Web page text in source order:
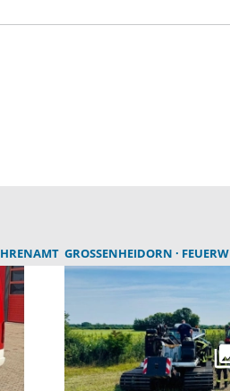
GROSSENHEIDORN